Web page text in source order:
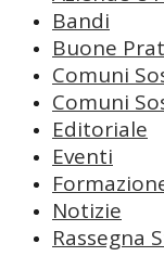
Bandi
Buone
Comuni
Comuni
Editoriale
Eventi
Notizie
Rassegna